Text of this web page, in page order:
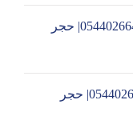
تركيب حجر صناعي في ام القيوين |0544026642| حجر
تركيب حجر صناعي في الشارقة |0544026642| حجر